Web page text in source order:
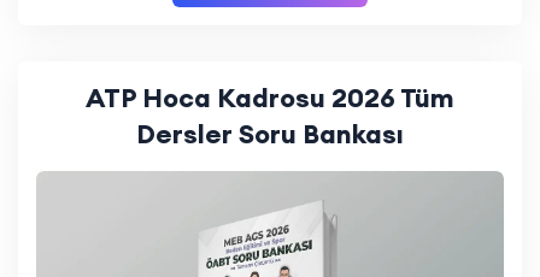
ATP Hoca Kadrosu 2026 Tüm
Dersler Soru Bankası